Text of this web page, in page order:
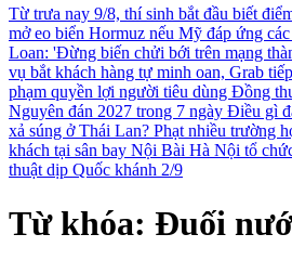
Từ trưa nay 9/8, thí sinh bắt đầu biết
mở eo biển Hormuz nếu Mỹ đáp ứng
Loan: 'Đừng biến chửi bới trên mạng
vụ bắt khách hàng tự minh oan, Grab
phạm quyền lợi người tiêu dùng Đồng
Nguyên đán 2027 trong 7 ngày Điều gì
xả súng ở Thái Lan? Phạt nhiều trường
khách tại sân bay Nội Bài Hà Nội tổ
thuật dịp Quốc khánh 2/9
Từ khóa: Đuối